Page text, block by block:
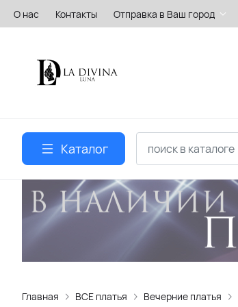
О нас Контакты Отправка в Ваш город
Каталог
Главная ВСЕ платья Вечерние платья